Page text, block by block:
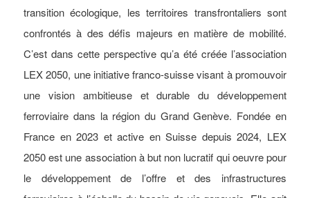
transition écologique, les territoires transfrontaliers sont
confrontés à des défis majeurs en matière de mobilité.
C’est dans cette perspective qu’a été créée l’association
LEX 2050, une initiative franco-suisse visant à promouvoir
une vision ambitieuse et durable du développement
ferroviaire dans la région du Grand Genève. Fondée en
France en 2023 et active en Suisse depuis 2024, LEX
2050 est une association à but non lucratif qui oeuvre pour
le développement de l’offre et des infrastructures